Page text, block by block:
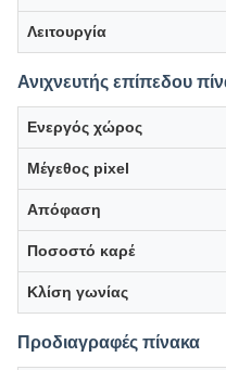
Λειτουργία
Ανιχνευτής επίπεδου
Ενεργός χώρος
Μέγεθος pixel
Απόφαση
Ποσοστό καρέ
Κλίση γωνίας
Προδιαγραφές πίνακα